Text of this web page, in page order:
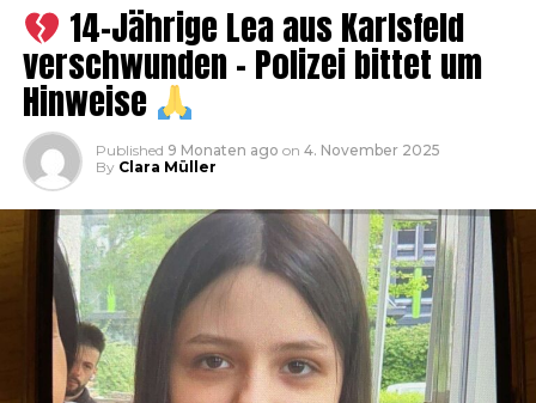
14-Jährige Lea aus Karlsfeld
verschwunden – Polizei bittet um
Hinweise
Published 9 Monaten ago on 4. November 2025
By Clara Müller